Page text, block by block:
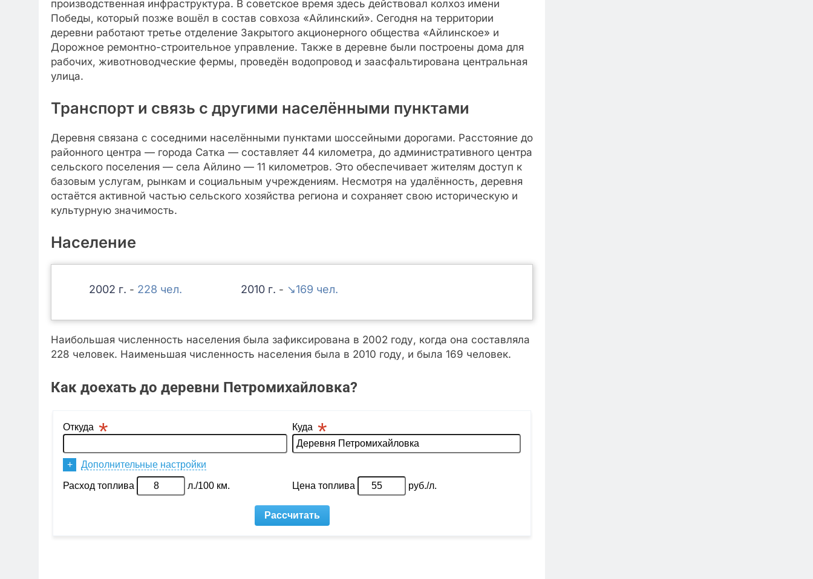
производственная инфраструктура. В советское время здесь действовал колхоз имени
Победы, который позже вошёл в состав совхоза «Айлинский». Сегодня на территории
деревни работают третье отделение Закрытого акционерного общества «Айлинское» и
Дорожное ремонтно-строительное управление. Также в деревне были построены дома для
рабочих, животноводческие фермы, проведён водопровод и заасфальтирована центральная
улица.
Транспорт и связь с другими населёнными пунктами
Деревня связана с соседними населёнными пунктами шоссейными дорогами. Расстояние до
районного центра — города Сатка — составляет 44 километра, до административного центра
сельского поселения — села Айлино — 11 километров. Это обеспечивает жителям доступ к
базовым услугам, рынкам и социальным учреждениям. Несмотря на удалённость, деревня
остаётся активной частью сельского хозяйства региона и сохраняет свою историческую и
культурную значимость.
Население
2002 - 228 2010 - ↘169
Наибольшая численность населения была зафиксирована в 2002 году, когда она составляла
228 человек. Наименьшая численность населения была в 2010 году, и была 169 человек.
Как доехать до деревни Петромихайловка?